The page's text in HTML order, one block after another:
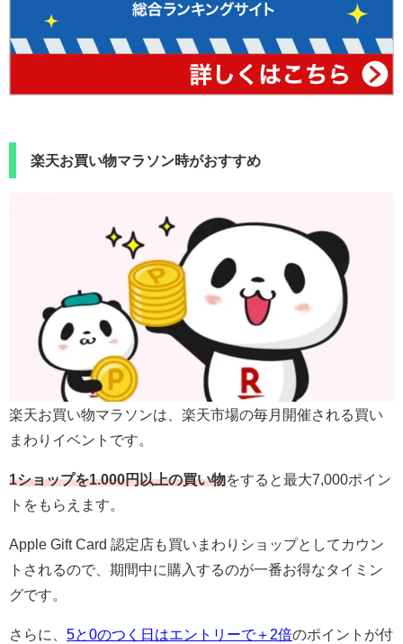
楽天お買い物マラソン時がおすすめ
楽天お買い物マラソンは、楽天市場の毎月開催される買い
まわりイベントです。
1ショップを1.000円以上の買い物をすると最大7,000ポイン
トをもらえます。
Apple Gift Card 認定店も買いまわりショップとしてカウン
トされるので、期間中に購入するのが一番お得なタイミン
グです。
さらに、 5と0のつく日はエントリーで＋2倍のポイントが付